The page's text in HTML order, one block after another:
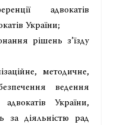
адвокатів
України;
рішень з’їзду
методичне,
ведення
України,
за діяльністю рад